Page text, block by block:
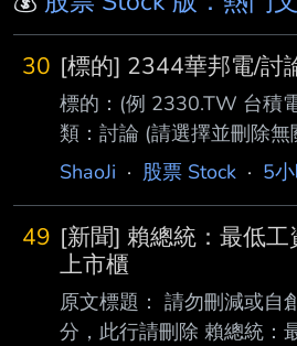
30 [標的] 2344華邦電/討
標的：(例 2330.TW 台積
類：討論 (請選擇並刪除無
標的分類多已經發太多篇
了-.- 之前承諾過大家 法說
文 現在來補功課 -華邦電-
增逾三倍 且毛利率一舉突
同期均大幅躍升 顯示產品
ShaoJi · 股票 Stock · 5
49 [新聞] 賴總統：最低
上市櫃
原文標題： 請勿刪減或自
分，此行請刪除 賴總統：